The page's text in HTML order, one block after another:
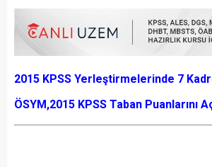
2015 KPSS Yerleştirmelerinde 7
ÖSYM,2015 KPSS Taban Puanlarını